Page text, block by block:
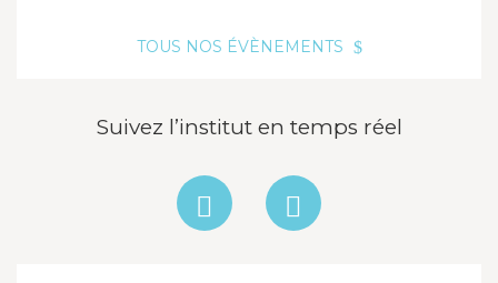
TOUS NOS ÉVÈNEMENTS
Suivez l’institut en temps réel